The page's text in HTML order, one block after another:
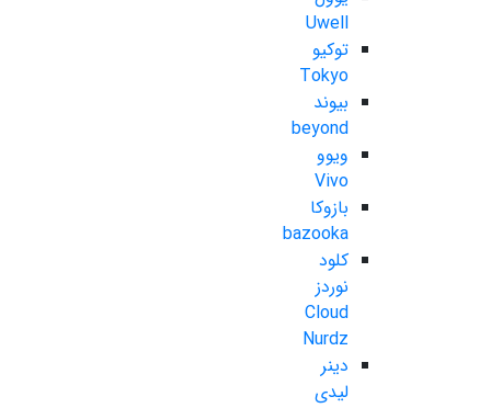
Uwell
توکیو
Tokyo
بیوند
beyond
ویوو
Vivo
بازوکا
bazooka
کلود
نوردز
Cloud
Nurdz
دینر
لیدی